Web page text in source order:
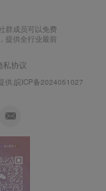
群成员可以免费
提供全行业最前
私协议
供.皖ICP备2024051027